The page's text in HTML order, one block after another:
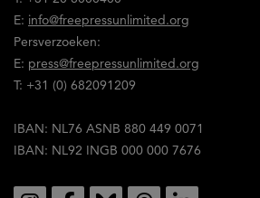
E: info@freepressunlimited.org
Persverzoeken:
E: press@freepressunlimited.org
T: +31 (0) 682091209
IBAN: NL76 ASNB 880 449 0071
IBAN: NL92 INGB 000 000 7676
Social
met
de
inhoud
ervan.